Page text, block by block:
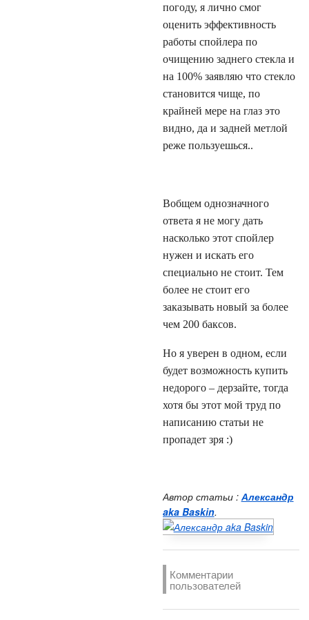
погоду, я лично смог
оценить эффективность
работы спойлера по
очищению заднего стекла и
на 100% заявляю что стекло
становится чище, по
крайней мере на глаз это
видно, да и задней метлой
реже пользуешься..
Вобщем однозначного
ответа я не могу дать
насколько этот спойлер
нужен и искать его
специально не стоит. Тем
более не стоит его
заказывать новый за более
чем 200 баксов.
Но я уверен в одном, если
будет возможность купить
недорого – дерзайте, тогда
хотя бы этот мой труд по
написанию статьи не
пропадет зря :)
Автор статьи : Александр
aka Baskin.
Комментарии
пользователей